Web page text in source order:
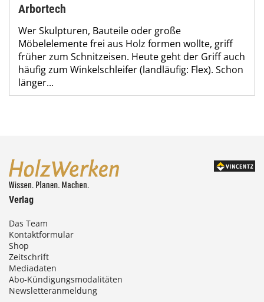
Arbortech
Wer Skulpturen, Bauteile oder große
Möbelelemente frei aus Holz formen wollte, griff
früher zum Schnitzeisen. Heute geht der Griff auch
häufig zum Winkelschleifer (landläufig: Flex). Schon
länger...
Verlag
Das Team
Kontaktformular
Shop
Zeitschrift
Mediadaten
Abo-Kündigungsmodalitäten
Newsletteranmeldung